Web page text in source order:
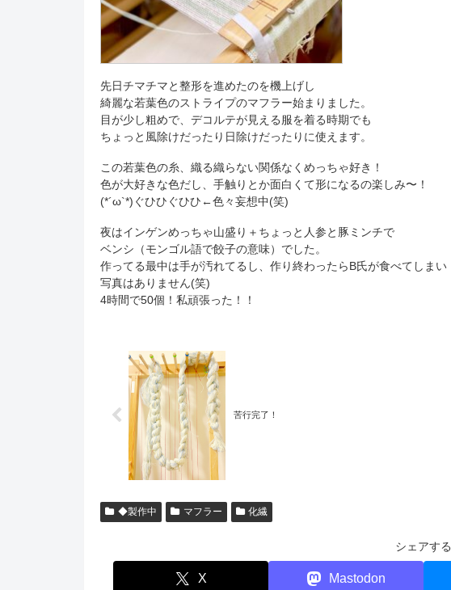
先日チマチマと整形を進めたのを機上げし
綺麗な若葉色のストライプのマフラー始まりました。
目が少し粗めで、デコルテが見える服を着る時期でも
ちょっと風除けだったり日除けだったりに使えます。
この若葉色の糸、織る織らない関係なくめっちゃ好き！
色が大好きな色だし、手触りとか面白くて形になるの楽しみ〜！
(*´ω`*)ぐひひぐひひ←色々妄想中(笑)
夜はインゲンめっちゃ山盛り＋ちょっと人参と豚ミンチで
ベンシ（モンゴル語で餃子の意味）でした。
作ってる最中は手が汚れてるし、作り終わったらB氏が食べてしまい
写真はありません(笑)
4時間で50個！私頑張った！！
苦行完了！
◆製作中 マフラー 化繊
シェアする
X Mastodon